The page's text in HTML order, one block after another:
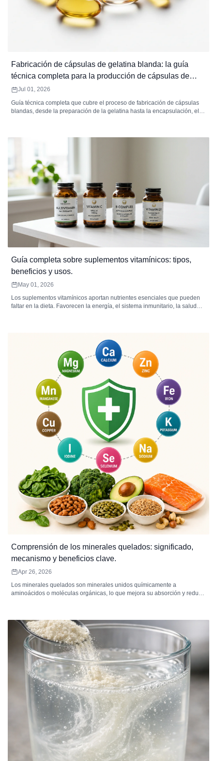
Fabricación de cápsulas de gelatina blanda: la guía
técnica completa para la producción de cápsulas de
gelatina blanda
Jul 01, 2026
Guía técnica completa que cubre el proceso de fabricación de cápsulas
blandas, desde la preparación de la gelatina hasta la encapsulación, el
Guía completa sobre suplementos vitamínicos: tipos,
beneficios y usos.
May 01, 2026
Los suplementos vitamínicos aportan nutrientes esenciales que pueden
faltar en la dieta. Favorecen la energía, el sistema inmunitario, la salud
Comprensión de los minerales quelados: significado,
mecanismo y beneficios clave.
Apr 26, 2026
Los minerales quelados son minerales unidos químicamente a
aminoácidos o moléculas orgánicas, lo que mejora su absorción y reduce
clave como el metabolismo energético, la función inmunitaria, la salud
ósea y las reacciones enzimáticas. Los suplementos quelados de alta
calidad son ideales para personas con sensibilidad digestiva, mayores
necesidades de minerales o deficiencias nutricionales. Combinados con
una dieta equilibrada y un estilo de vida saludable, los minerales
quelados pueden mejorar la utilización de minerales y el bienestar
general.